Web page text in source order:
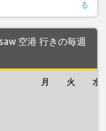
る
空港 行きの毎週
月 火 水